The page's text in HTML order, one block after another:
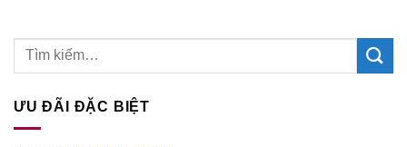
ƯU ĐÃI ĐẶC BIỆT